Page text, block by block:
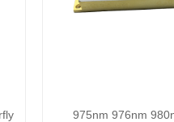
975nm 976nm